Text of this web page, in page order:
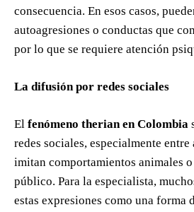
consecuencia. En esos casos,
autoagresiones o conductas que
por lo que se requiere atención
La difusión por redes sociales
El fenómeno therian en Colombia
redes sociales, especialmente entre
imitan comportamientos animales o
público. Para la especialista,
estas expresiones como una forma